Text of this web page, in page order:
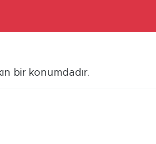
bir konumdadır.